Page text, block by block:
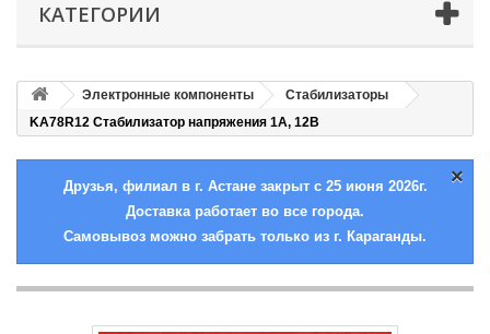
КАТЕГОРИИ
Электронные компоненты
Стабилизаторы
KA78R12 Стабилизатор напряжения 1А, 12В
×
Друзья, филиал в г. Астане закрыт с 25 июня 2026г.
Доставка работает во все города.
Самовывоз можно забрать только из г. Караганды.